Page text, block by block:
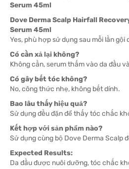
Serum 45ml
Dove Derma Scalp Hairfall
Serum 45ml
Yes, phù hợp sử dụng sau mỗi lần gội
Có cần xả lại không?
Không cần, serum thấm vào da đầu
Có gây bết tóc không?
No, công thức nhẹ, không bết dính.
Bao lâu thấy hiệu quả?
Sử dụng đều đặn để thấy tóc chắc
Kết hợp với sản phẩm nào?
Sử dụng cùng bộ Dove Derma Scalp
Expected Results:
Da đầu được nuôi dưỡng, tóc chắc